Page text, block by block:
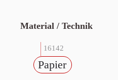
Material / Technik
16142
Papier